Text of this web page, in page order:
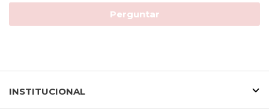
Perguntar
INSTITUCIONAL